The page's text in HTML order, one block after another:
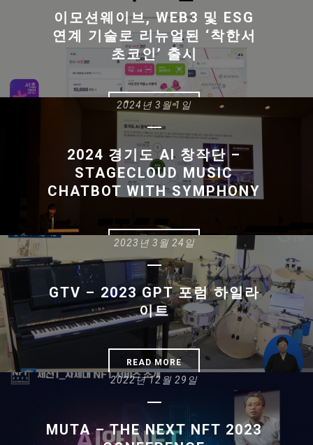
이모션웨이브, WEB3 및 ESG
연계 기술로 리뉴얼된 ‘착한서
초코인’ 출시
READ MORE
2024년 3월 1일
2024 경기도 AI 창작단 –
STAGECLOUD MUSIC
CHATBOT WITH SYMPHONY
READ MORE
2023년 3월 24일
GTV – 2023 GPT 포럼 하일라
이트
READ MORE
2022년 12월 29일
MUTA – THE NEXT NFT 2023